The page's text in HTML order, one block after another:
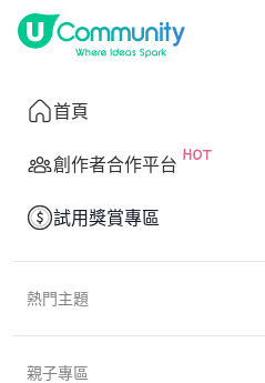
首頁
創作者合作平台
試用獎賞專區
熱門主題
親子專區